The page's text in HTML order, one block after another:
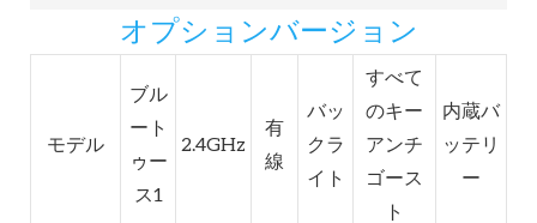
オプションバージョン
モデル
ブル
ート
ゥー
ス1
2.4GHz
有
線
バッ
クラ
イト
すべて
のキー
アンチ
ゴース
ト
内蔵バ
ッテリ
ー